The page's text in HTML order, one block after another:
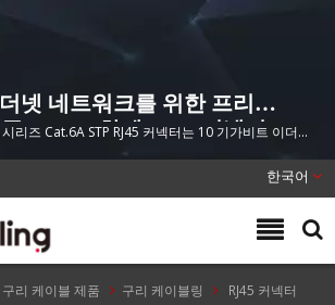
넷 네트워크를 위한 프리미
Cat.6A 차폐 RJ45 커넥터
리즈 Cat.6A STP RJ45 커넥터는 10 기가비트 이더넷
수한 전도성과 신뢰할 수 있는 접지 결합을 제공합니
한국어
구리 케이블 제품 구리 케이블링 RJ45 커넥터